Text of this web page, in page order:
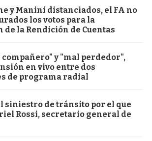
y Manini distanciados, el FA no
los votos para la
de la Rendición de Cuentas
y "mal perdedor",
en vivo entre dos
de programa radial
siniestro de tránsito por el que
Rossi, secretario general de